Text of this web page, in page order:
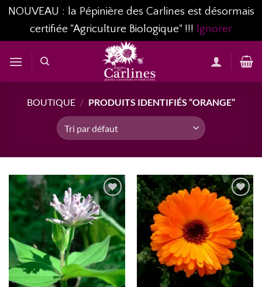
NOUVEAU : la Pépinière des Carlines est désormais
certifiée "Agriculture Biologique" !!! Ignorer
BOUTIQUE / PRODUITS IDENTIFIÉS “ORANGE”
AJOUTER
À MA
LISTE
D’ENVIES...
AJOUTER
À MA
LISTE
D’ENVIES...